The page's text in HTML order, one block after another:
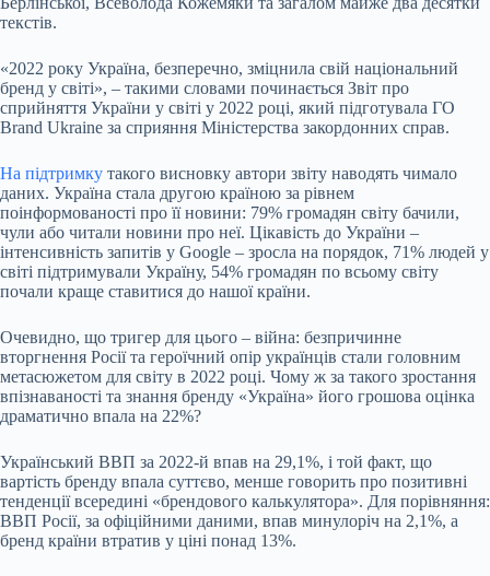
текстів.
«2022 року Україна, безперечно, зміцнила свій національний
бренд у світі», – такими словами починається Звіт про
сприйняття України у світі у 2022 році, який підготувала ГО
Brand Ukraine за сприяння Міністерства закордонних справ.
На підтримку такого висновку автори звіту наводять чимало
даних. Україна стала другою країною за рівнем
поінформованості про її новини: 79% громадян світу бачили,
чули або читали новини про неї. Цікавість до України –
інтенсивність запитів у Google – зросла на порядок, 71% людей у
світі підтримували Україну, 54% громадян по всьому світу
почали краще ставитися до нашої країни.
Очевидно, що тригер для цього – війна: безпричинне
вторгнення Росії та героїчний опір українців стали головним
метасюжетом для світу в 2022 році. Чому ж за такого зростання
впізнаваності та знання бренду «Україна» його грошова оцінка
драматично впала на 22%?
Український ВВП за 2022‐й впав на 29,1%, і той факт, що
вартість бренду впала суттєво, менше говорить про позитивні
тенденції всередині «брендового калькулятора». Для порівняння:
ВВП Росії, за офіційними даними, впав минулоріч на 2,1%, а
бренд країни втратив у ціні понад 13%.